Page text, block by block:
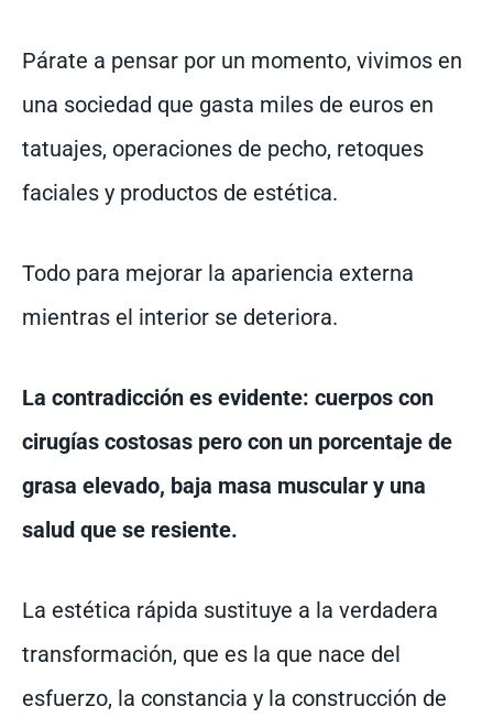
Párate a pensar por un momento, vivimos en
una sociedad que gasta miles de euros en
tatuajes, operaciones de pecho, retoques
faciales y productos de estética.
Todo para mejorar la apariencia externa
mientras el interior se deteriora.
La contradicción es evidente: cuerpos con
cirugías costosas pero con un porcentaje de
grasa elevado, baja masa muscular y una
salud que se resiente.
La estética rápida sustituye a la verdadera
transformación, que es la que nace del
esfuerzo, la constancia y la construcción de